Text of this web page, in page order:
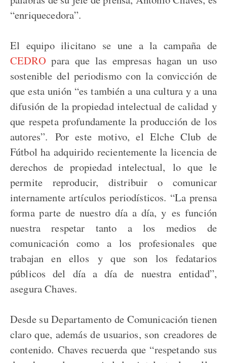
“enriquecedora”.
El equipo ilicitano se une a la campaña de
CEDRO para que las empresas hagan un uso
sostenible del periodismo con la convicción de
que esta unión “es también a una cultura y a una
difusión de la propiedad intelectual de calidad y
que respeta profundamente la producción de los
autores”. Por este motivo, el Elche Club de
Fútbol ha adquirido recientemente la licencia de
derechos de propiedad intelectual, lo que le
permite reproducir, distribuir o comunicar
internamente artículos periodísticos. “La prensa
forma parte de nuestro día a día, y es función
nuestra respetar tanto a los medios de
comunicación como a los profesionales que
trabajan en ellos y que son los fedatarios
públicos del día a día de nuestra entidad”,
asegura Chaves.
Desde su Departamento de Comunicación tienen
claro que, además de usuarios, son creadores de
contenido. Chaves recuerda que “respetando sus